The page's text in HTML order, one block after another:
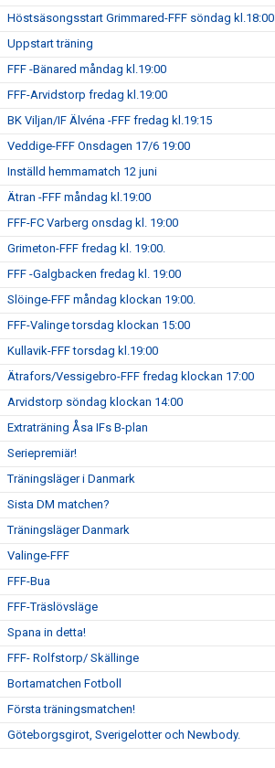
Höstsäsongsstart Grimmared-FFF söndag kl.18:00
Uppstart träning
FFF -Bänared måndag kl.19:00
FFF-Arvidstorp fredag kl.19:00
BK Viljan/IF Älvéna -FFF fredag kl.19:15
Veddige-FFF Onsdagen 17/6 19:00
Inställd hemmamatch 12 juni
Ätran -FFF måndag kl.19:00
FFF-FC Varberg onsdag kl. 19:00
Grimeton-FFF fredag kl. 19:00.
FFF -Galgbacken fredag kl. 19:00
Slöinge-FFF måndag klockan 19:00.
FFF-Valinge torsdag klockan 15:00
Kullavik-FFF torsdag kl.19:00
Ätrafors/Vessigebro-FFF fredag klockan 17:00
Arvidstorp söndag klockan 14:00
Extraträning Åsa IFs B-plan
Seriepremiär!
Träningsläger i Danmark
Sista DM matchen?
Träningsläger Danmark
Valinge-FFF
FFF-Bua
FFF-Träslövsläge
Spana in detta!
FFF- Rolfstorp/ Skällinge
Bortamatchen Fotboll
Första träningsmatchen!
Göteborgsgirot, Sverigelotter och Newbody.